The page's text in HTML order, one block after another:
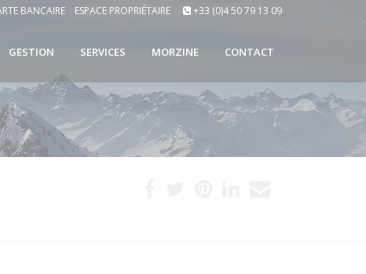
BANCAIRE ESPACE PROPRIÉTAIRE +33 (0)4 50 79 13 09
GESTION SERVICES MORZINE CONTACT